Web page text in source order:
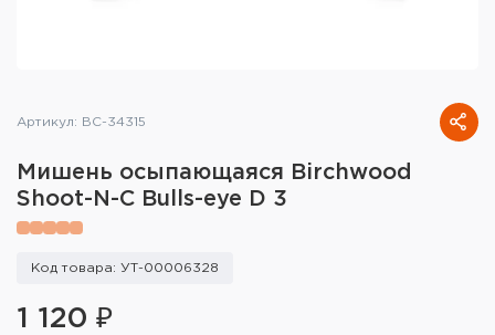
Кобуры и системы ношения
снаряжения
Сумки и рюкзаки
Артикул: BC-34315
Мишень осыпающаяся Birchwood
Shoot-N-C Bulls-eye D 3
Код товара: УТ-00006328
1 120 ₽